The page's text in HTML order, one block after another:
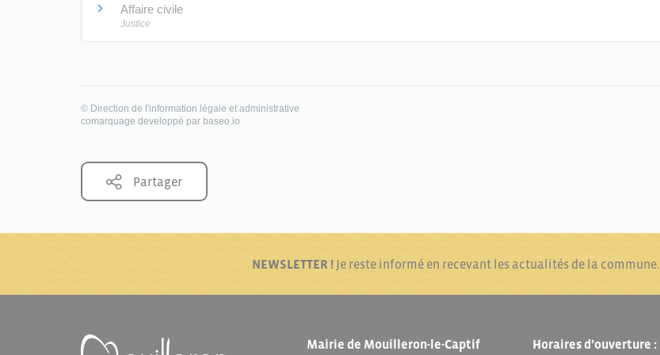
Affaire civile
Justice
© Direction de l'information légale et administrative
comarquage developpé par baseo.io
Partager
NEWSLETTER !Je reste informé en recevant les actualités de la commune.
Mairie de Mouilleron-le-Captif Horaires d’ouverture :